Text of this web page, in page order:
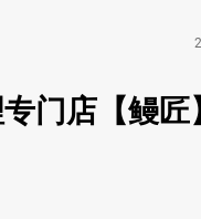
门店【鳗匠